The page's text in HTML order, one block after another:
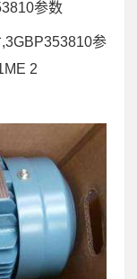
参数
参
2